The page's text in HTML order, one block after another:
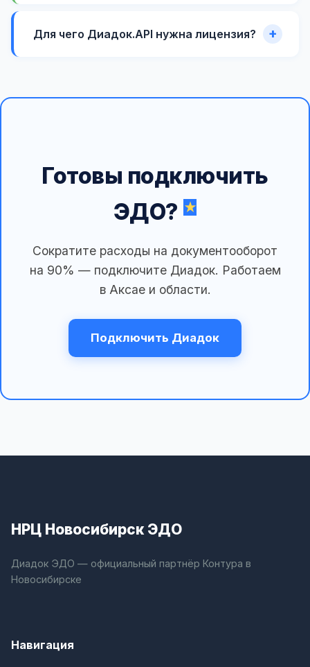
Для чего Диадок.API нужна лицензия?
Готовы подключить
ЭДО?
Сократите расходы на документооборот
на 90% — подключите Диадок. Работаем
в Аксае и области.
Подключить Диадок
НРЦ Новосибирск ЭДО
Диадок ЭДО — официальный партнёр Контура в
Новосибирске
Навигация